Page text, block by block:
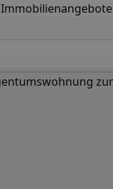
Immobilienangebote